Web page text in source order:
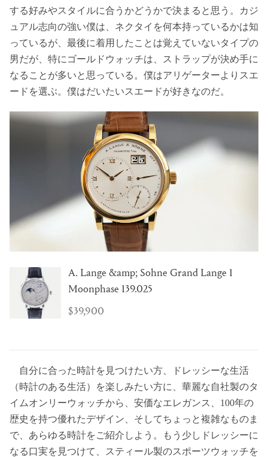
する好みやスタイルに合うかどうかで決まると思う。カジ
ュアル志向の強い僕は、ネクタイを何本持っているかは知
っているが、最後に着用したことは覚えていないタイプの
男だが、特にゴールドウォッチは、ストラップが決め手に
なることが多いと思っている。僕はアリゲーターよりスエ
ードを選ぶ。僕はだいたいスエードが好きなのだ。
A. Lange &amp; Sohne Grand Lange 1
Moonphase 139.025
$39,900
自分に合った時計を見つけたい方、ドレッシーな生活
（時計のある生活）を楽しみたい方に、華麗な自社製のタ
イムオンリーウォッチから、安価なエレガンス、100年の
歴史を持つ優れたデザイン、そしてちょっと複雑なものま
で、あらゆる時計をご紹介しよう。もう少しドレッシーに
なる口実を見つけて、スティール製のスポーツウォッチを